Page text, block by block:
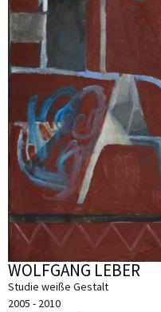
WOLFGANG LEBER
Studie weiße Gestalt
2005 - 2010